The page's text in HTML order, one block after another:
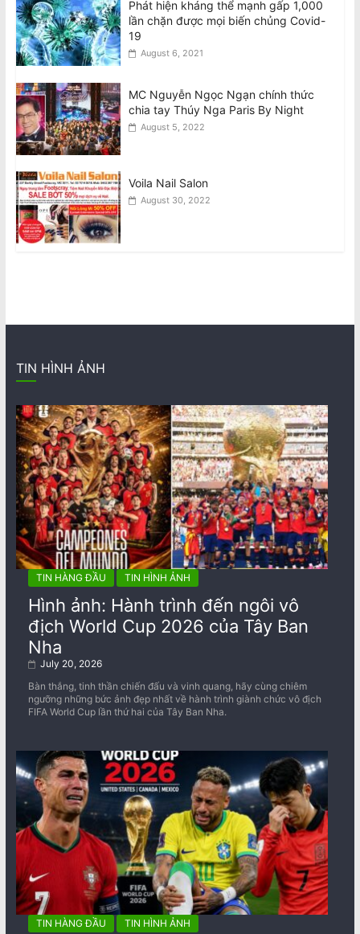
Phát hiện kháng thể mạnh gấp 1,000
lần chặn được mọi biến chủng Covid-
19
August 6, 2021
MC Nguyễn Ngọc Ngạn chính thức
chia tay Thúy Nga Paris By Night
August 5, 2022
Voila Nail Salon
August 30, 2022
TIN HÌNH ẢNH
TIN HÀNG ĐẦU TIN HÌNH ẢNH
Hình ảnh: Hành trình đến ngôi vô
địch World Cup 2026 của Tây Ban
Nha
July 20, 2026
Bàn thắng, tinh thần chiến đấu và vinh quang, hãy cùng chiêm
ngưỡng những bức ảnh đẹp nhất về ​​hành trình giành chức vô địch
FIFA World Cup lần thứ hai của Tây Ban Nha.
TIN HÀNG ĐẦU TIN HÌNH ẢNH